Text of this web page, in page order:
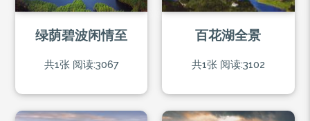
绿荫碧波闲情至
共1张 阅读:3067
百花湖全景
共1张 阅读:3102